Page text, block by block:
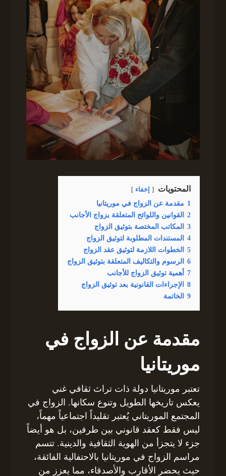
المحتويات إخفاء
1 مقدمة عن الزواج في موريتانيا
2 القوانين واللوائح المتعلقة بزواج الأجانب
3 المكاتب المختصة بتوثيق الزواج
4 المستندات المطلوبة لتوثيق الزواج
5 الخطوات اللازمة لتوثيق عقد الزواج
6 الرسوم والتكاليف المتعلقة بتوثيق الزواج
7 أهمية توثيق الزواج للأجانب
8 الإجراءات القانونية بعد توثيق الزواج
9 الخاتمة
مقدمة عن الزواج في
موريتانيا
تعتبر موريتانيا دولة ذات تراث ثقافي غني
يعكس تاريخها الطويل وتنوع سكانها. الزواج في
المجتمع الموريتاني يُعتبر تقليداً اجتماعياً مهماً،
ليس فقط كعقد قانوني بين طرفين، بل هو أيضاً
جزء لا يتجزأ من الهوية الثقافية والدينية. تتسم
مراسم الزواج في موريتانيا بالاحتفالية الفائقة،
حيث يحضر الأقارب والأصدقاء، مما يعزز من